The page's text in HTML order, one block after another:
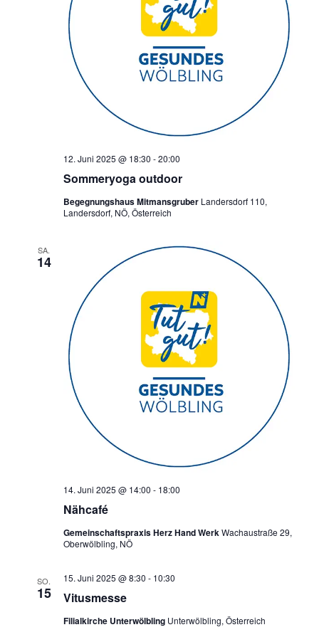
Sommeryoga outdoor
12. Juni 2025 @ 18:30 -20:00
Begegnungshaus Mitmansgruber Landersdorf 110,
Landersdorf, NÖ, Österreich
SA.
14
Nähcafé
14. Juni 2025 @ 14:00 - 18:00
Gemeinschaftspraxis Herz Hand WerkWachaustraße 29,
Oberwölbling, NÖ
SO.
15 Vitusmesse
15. Juni 2025 @ 8:30 - 10:30
Filialkirche Unterwölbling Unterwölbling, Österreich